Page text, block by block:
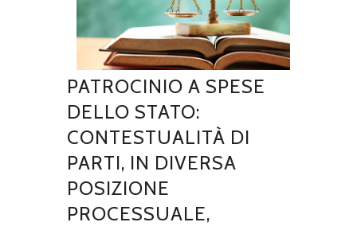
PATROCINIO A SPESE
DELLO STATO:
CONTESTUALITÀ DI
PARTI, IN DIVERSA
POSIZIONE
PROCESSUALE,